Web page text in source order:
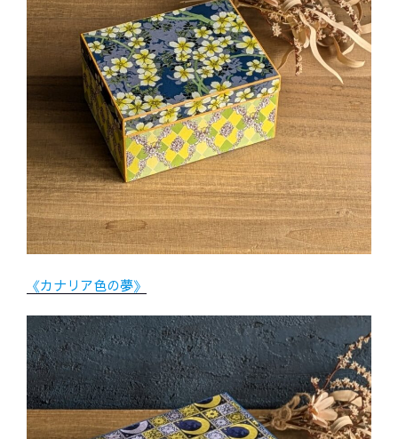
《カナリア色の夢》